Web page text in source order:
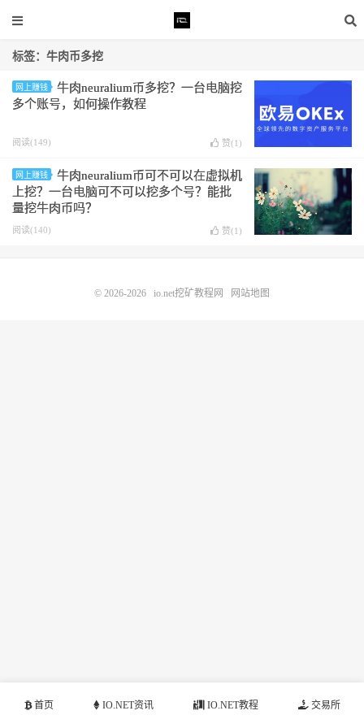
标签：牛肉币多挖
网上赚钱
牛肉neuralium币多挖？一台电脑挖
多个账号，如何操作教程
阅读(149) 赞(1 )
网上赚钱
牛肉neuralium币可不可以在虚拟机
上挖？一台电脑可不可以挖多个号？能批
量挖牛肉币吗？
阅读(140) 赞(1 )
首页 IO.NET资讯 IO.NET教程 交易所
© 2026-2026 io.net挖矿教程网 网站地图